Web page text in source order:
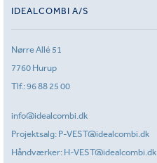
IDEALCOMBI A/S
Nørre Allé 51
7760 Hurup
Tlf.:96 88 25 00
info@idealcombi.dk
Projektsalg: P-VEST@idealcombi.dk
Håndværker: H-VEST@idealcombi.dk